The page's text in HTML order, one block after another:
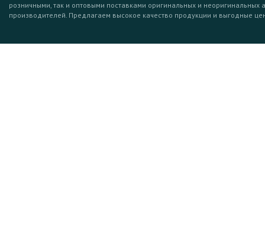
розничными, так и оптовыми поставками оригинальных и неоригинальных
производителей. Предлагаем высокое качество продукции и выгодные